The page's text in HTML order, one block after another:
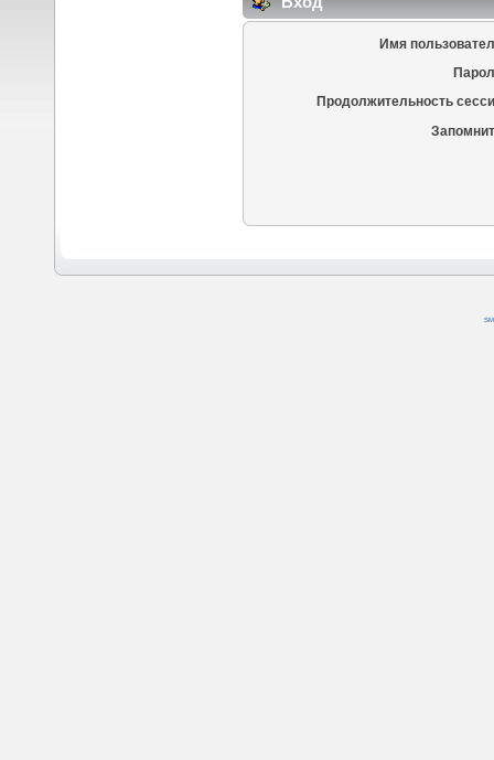
Имя
Продолжительность